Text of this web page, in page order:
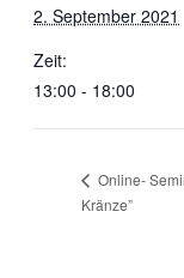
2. September 2021
Zeit:
13:00 - 18:00
Online-
Kränze”